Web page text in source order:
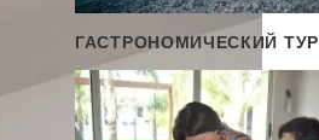
ГАСТРОНОМИЧЕСКИЙ ТУР